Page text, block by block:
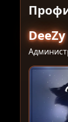
DeeZy